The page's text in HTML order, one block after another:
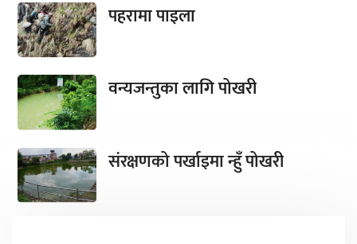
पहरामा पाइला
वन्यजन्तुका लागि पोखरी
संरक्षणको पर्खाइमा न्हुँ पोखरी